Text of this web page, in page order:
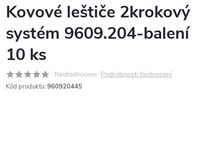
Kovové leštiče 2krokový
systém 9609.204-balení
10 ks
Neohodnoceno Podrobnosti hodnocení
Kód produktu: 960920445